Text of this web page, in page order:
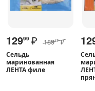
12999 ₽ 18947 ₽
Сельдь
маринованная
ЛЕНТА филе